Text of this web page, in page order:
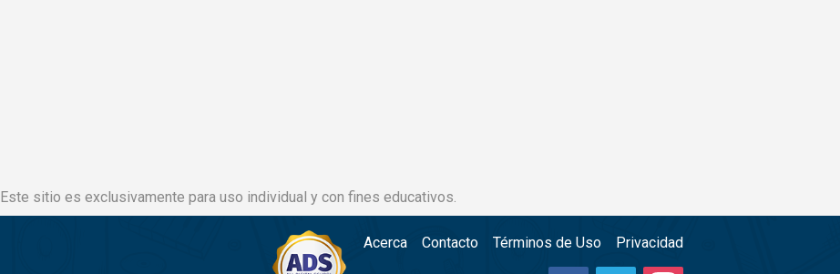
Este sitio es exclusivamente para uso individual y con fines educativos.
Acerca Contacto Términos de Uso Privacidad